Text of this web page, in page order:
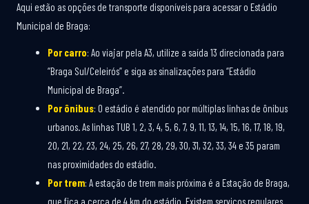
Aqui estão as opções de transporte disponíveis para acessar o Estádio
Municipal de Braga:
Por carro: Ao viajar pela A3, utilize a saída 13 direcionada para
“Braga Sul/Celeirós” e siga as sinalizações para “Estádio
Municipal de Braga”.
Por ônibus: O estádio é atendido por múltiplas linhas de ônibus
urbanos. As linhas TUB 1, 2, 3, 4, 5, 6, 7, 9, 11, 13, 14, 15, 16, 17, 18, 19,
20, 21, 22, 23, 24, 25, 26, 27, 28, 29, 30, 31, 32, 33, 34 e 35 param
nas proximidades do estádio.
Por trem: A estação de trem mais próxima é a Estação de Braga,
que fica a cerca de 4 km do estádio. Existem serviços regulares